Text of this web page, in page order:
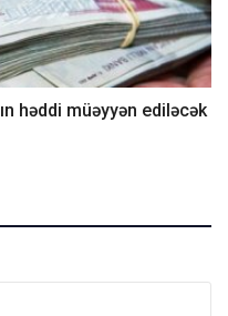
həddi müəyyən ediləcək